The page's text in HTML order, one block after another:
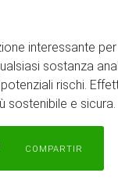
interessante
sostanza
rischi.
sostenibile e sicura.
COMPARTIR